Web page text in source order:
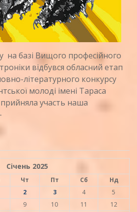
на базі Вищого професійного
відбувся обласний етап
літературного конкурсу
молоді імені Тараса
участь наша
Січень 2025
Чт Пт Сб
Нд
2 3 4
5
9 10 11
12